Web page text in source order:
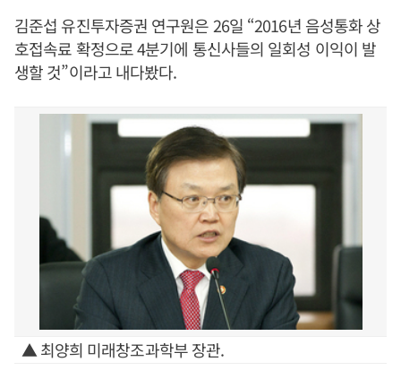
김준섭 유진투자증권 연구원은 26일 “2016년 음성통화 상
호접속료 확정으로 4분기에 통신사들의 일회성 이익이 발
생할 것”이라고 내다봤다.
▲ 최양희 미래창조과학부 장관.